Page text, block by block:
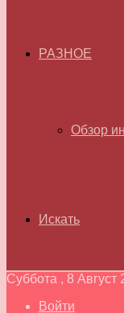
РАЗНОЕ
Обзор
Искать
Суббота , 8 Август
Войти